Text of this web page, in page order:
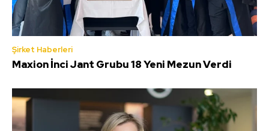
Şirket Haberleri
Maxion İnci Jant Grubu 18 Yeni Mezun Verdi